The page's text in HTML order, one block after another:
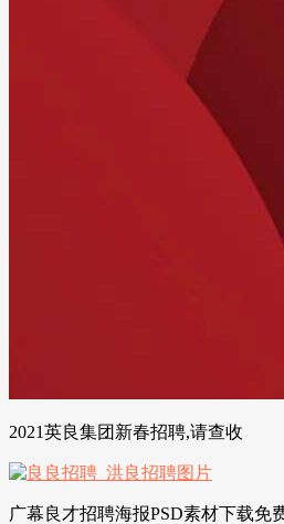
2021英良集团新春招聘,请查收
广幕良才招聘海报PSD素材下载免